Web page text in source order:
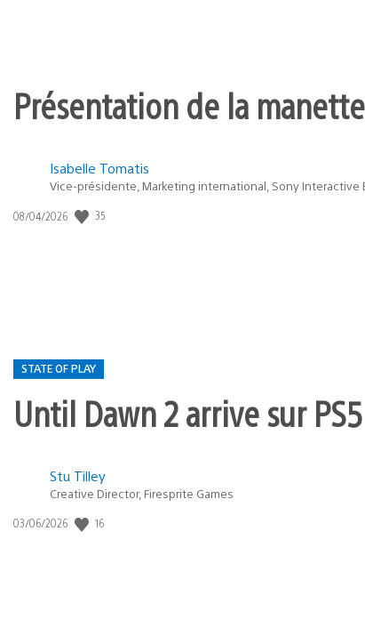
Présentation de la
Isabelle Tomatis
Vice-présidente, Marketing international, Sony Interactive
Date
08/04/2026 35
STATE OF PLAY
Until Dawn 2 arrive sur
Postée
:
Stu Tilley
Creative Director, Firesprite Games
Date
03/06/2026 16